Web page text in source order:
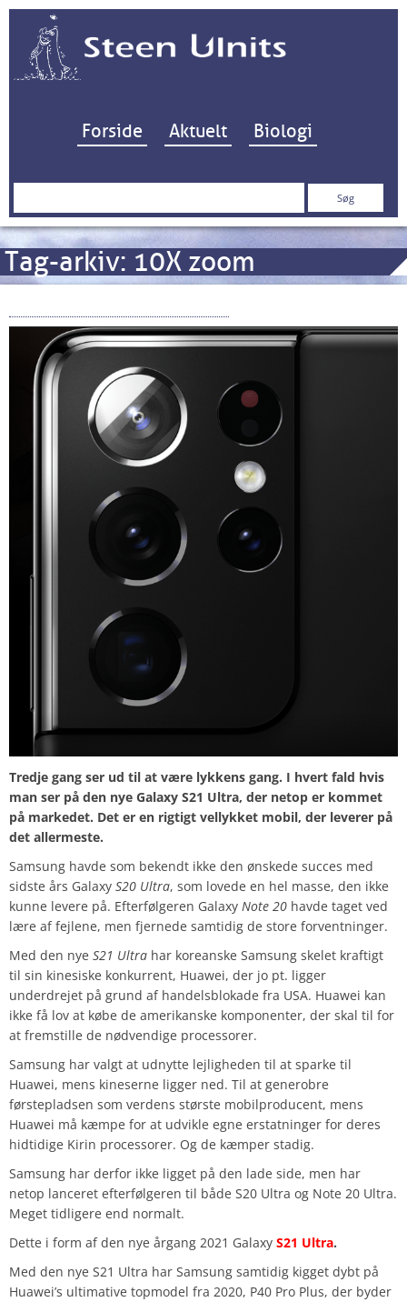
Hop til indhold
Forside Aktuelt Biologi
Søg
Tag-arkiv: 10X zoom
Tredje gang ser ud til at være lykkens gang. I hvert fald hvis
man ser på den nye Galaxy S21 Ultra, der netop er kommet
på markedet. Det er en rigtigt vellykket mobil, der leverer på
det allermeste.
Samsung havde som bekendt ikke den ønskede succes med
sidste års Galaxy S20 Ultra, som lovede en hel masse, den ikke
kunne levere på. Efterfølgeren Galaxy Note 20 havde taget ved
lære af fejlene, men fjernede samtidig de store forventninger.
Med den nye S21 Ultra har koreanske Samsung skelet kraftigt
til sin kinesiske konkurrent, Huawei, der jo pt. ligger
underdrejet på grund af handelsblokade fra USA. Huawei kan
ikke få lov at købe de amerikanske komponenter, der skal til for
at fremstille de nødvendige processorer.
Samsung har valgt at udnytte lejligheden til at sparke til
Huawei, mens kineserne ligger ned. Til at generobre
førstepladsen som verdens største mobilproducent, mens
Huawei må kæmpe for at udvikle egne erstatninger for deres
hidtidige Kirin processorer. Og de kæmper stadig.
Samsung har derfor ikke ligget på den lade side, men har
netop lanceret efterfølgeren til både S20 Ultra og Note 20 Ultra.
Meget tidligere end normalt.
Dette i form af den nye årgang 2021 Galaxy S21 Ultra.
Med den nye S21 Ultra har Samsung samtidig kigget dybt på
Huawei’s ultimative topmodel fra 2020, P40 Pro Plus, der byder